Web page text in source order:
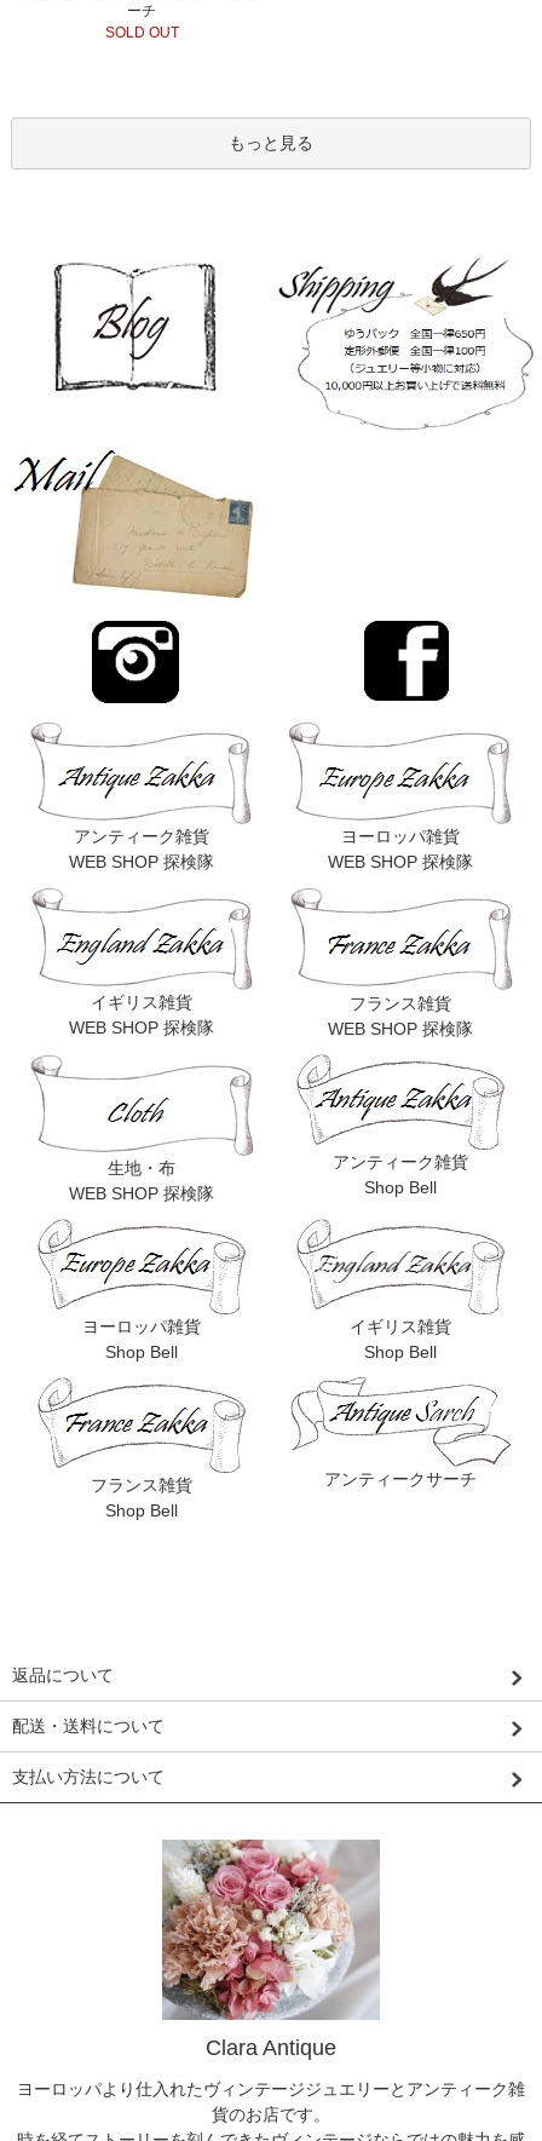
ーチ
SOLD OUT
もっと見る
アンティーク雑貨
WEB SHOP 探検隊
ヨーロッパ雑貨
WEB SHOP 探検隊
イギリス雑貨
WEB SHOP 探検隊
フランス雑貨
WEB SHOP 探検隊
生地・布
WEB SHOP 探検隊
アンティーク雑貨
Shop Bell
ヨーロッパ雑貨
Shop Bell
イギリス雑貨
Shop Bell
フランス雑貨
Shop Bell
アンティークサーチ
返品について
配送・送料について
支払い方法について
Clara Antique
ヨーロッパより仕入れたヴィンテージジュエリーとアンティーク雑
貨のお店です。